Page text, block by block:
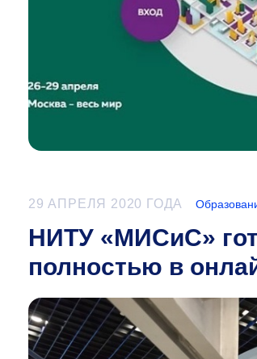
29 АПРЕЛЯ 2020 ГОДА
НИТУ «МИСиС»
полностью в